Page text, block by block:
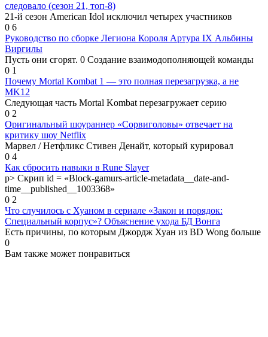
следовало (сезон 21, топ-8)
21-й сезон American Idol исключил четырех участников
0 6
Руководство по сборке Легиона Короля Артура IX Альбины
Виргилы
Пусть они сгорят. 0 Создание взаимодополняющей команды
0 1
Почему Mortal Kombat 1 — это полная перезагрузка, а не
MK12
Следующая часть Mortal Kombat перезагружает серию
0 2
Оригинальный шоураннер «Сорвиголовы» отвечает на
критику шоу Netflix
Марвел / Нетфликс Стивен Денайт, который курировал
0 4
Как сбросить навыки в Rune Slayer
p> Скрип id = «Block-gamurs-article-metadata__date-and-
time__published__1003368»
0 2
Что случилось с Хуаном в сериале «Закон и порядок:
Специальный корпус»? Объяснение ухода БД Вонга
Есть причины, по которым Джордж Хуан из BD Wong больше
0
Вам также может понравиться